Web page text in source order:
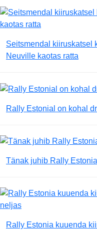
Seitsmendal kiiruskatsel
Neuville kaotas ratta
Rally Estonial on kohal
Tänak juhib Rally
Rally Estonia kuuenda